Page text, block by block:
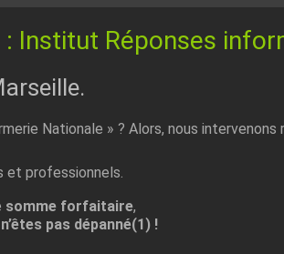
: Institut Réponses
Nationale » ? Alors, nous
et professionnels.
somme forfaitaire,
pas dépanné(1) !